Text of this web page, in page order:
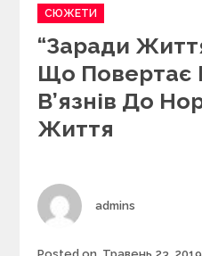
C
a
t
e
g
o
r
i
СЮЖЕТИ
“Заради
Що Повертає
В’язнів До
Життя
Author
admins